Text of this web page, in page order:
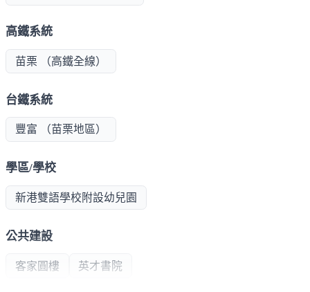
高鐵系統
苗栗 （高鐵全線）
台鐵系統
豐富 （苗栗地區）
學區/學校
新港雙語學校附設幼兒園
公共建設
客家圓樓 英才書院